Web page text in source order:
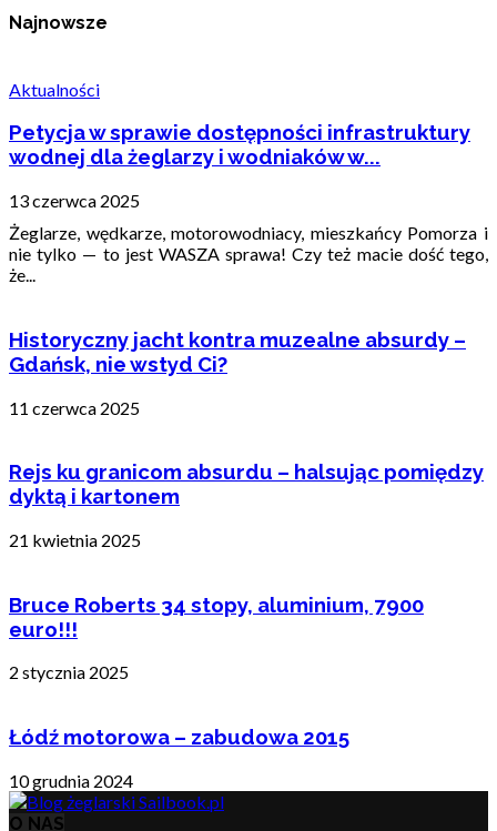
Najnowsze
Aktualności
Petycja w sprawie dostępności infrastruktury
wodnej dla żeglarzy i wodniaków w...
13 czerwca 2025
Żeglarze, wędkarze, motorowodniacy, mieszkańcy Pomorza i
nie tylko — to jest WASZA sprawa! Czy też macie dość tego,
że...
Historyczny jacht kontra muzealne absurdy –
Gdańsk, nie wstyd Ci?
11 czerwca 2025
Rejs ku granicom absurdu – halsując pomiędzy
dyktą i kartonem
21 kwietnia 2025
Bruce Roberts 34 stopy, aluminium, 7900
euro!!!
2 stycznia 2025
Łódź motorowa – zabudowa 2015
10 grudnia 2024
O NAS